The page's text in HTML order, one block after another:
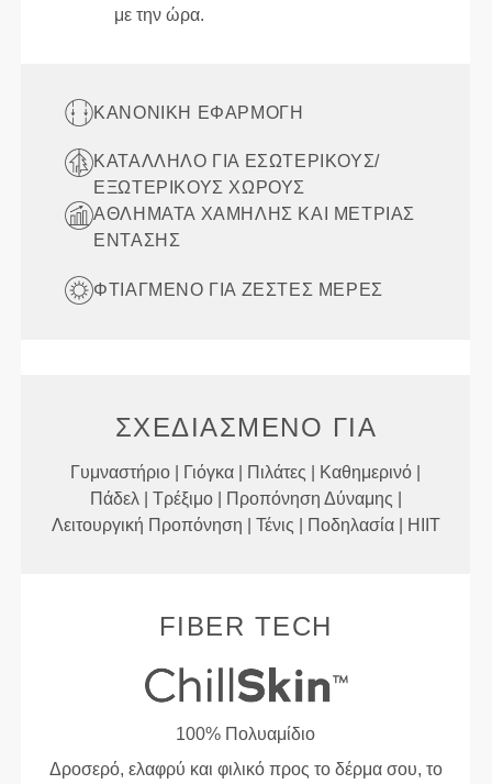
με την ώρα.
ΚΑΝΟΝΙΚΉ ΕΦΑΡΜΟΓΉ
ΚΑΤΆΛΛΗΛΟ ΓΙΑ ΕΣΩΤΕΡΙΚΟΎΣ/
ΕΞΩΤΕΡΙΚΟΎΣ ΧΏΡΟΥΣ
ΑΘΛΉΜΑΤΑ ΧΑΜΗΛΉΣ ΚΑΙ ΜΈΤΡΙΑΣ
ΈΝΤΑΣΗΣ
ΦΤΙΑΓΜΈΝΟ ΓΙΑ ΖΕΣΤΈΣ ΜΈΡΕΣ
ΣΧΕΔΙΑΣΜΈΝΟ ΓΙΑ
Γυμναστήριο | Γιόγκα | Πιλάτες | Καθημερινό |
Πάδελ | Τρέξιμο | Προπόνηση Δύναμης |
Λειτουργική Προπόνηση | Τένις | Ποδηλασία | HIIT
FIBER TECH
100% Πολυαμίδιο
Δροσερό, ελαφρύ και φιλικό προς το δέρμα σου, το